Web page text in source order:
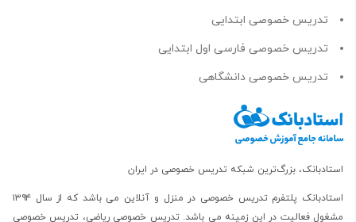
تدریس خصوصی ابتدایی
تدریس خصوصی فارسی اول ابتدایی
تدریس خصوصی دانشگاهی
استادبانک، بزرگ‌ترین شبکه تدریس خصوصی در ایران
استادبانک پلتفرم تدریس خصوصی در منزل و آنلاین
می باشد که از سال ۱۳۹۴
مشغول فعالیت در این زمینه می باشد.تدریس خصوصی ریاضی، تدریس خصوصی